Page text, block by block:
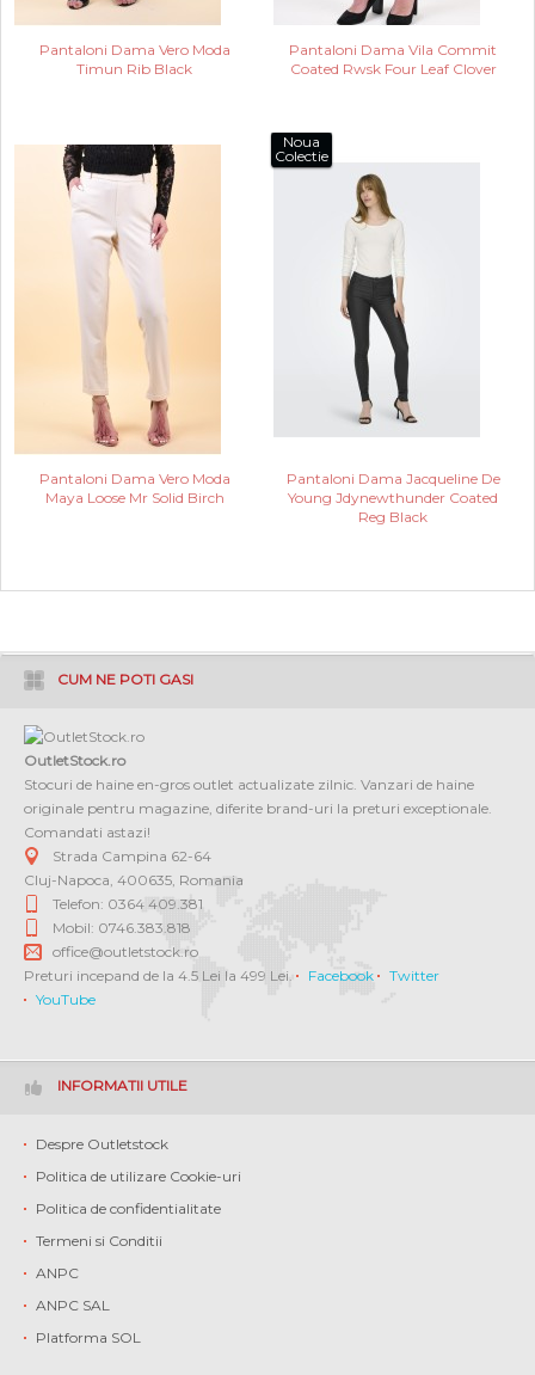
Pantaloni Dama Vero Moda
Timun Rib Black
Pantaloni Dama Vila Commit
Coated Rwsk Four Leaf Clover
Pantaloni Dama Vero Moda
Maya Loose Mr Solid Birch
Noua
Colectie
Pantaloni Dama Jacqueline De
Young Jdynewthunder Coated
Reg Black
CUM NE POTI GASI
OutletStock.ro
Stocuri de haine en-gros outlet actualizate zilnic. Vanzari de haine
originale pentru magazine, diferite brand-uri la preturi exceptionale.
Comandati astazi!
Strada Campina 62-64
Cluj-Napoca 400635 Romania
Telefon: 0364 409.381
Mobil: 0746.383.818
office@outletstock.ro
Preturi incepand de la 4.5 Lei la 499 Lei.
Facebook
Twitter
YouTube
INFORMATII UTILE
Despre Outletstock
Politica de utilizare Cookie-uri
Politica de confidentialitate
Termeni si Conditii
ANPC
ANPC SAL
Platforma SOL